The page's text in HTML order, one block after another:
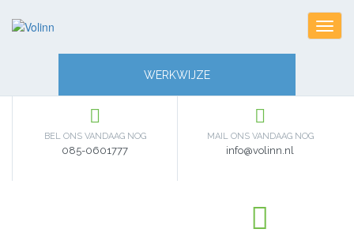
WERKWIJZE
MAIL ONS VANDAAG NOG
info@volinn.nl
BEL ONS VANDAAG NOG
085-0601777